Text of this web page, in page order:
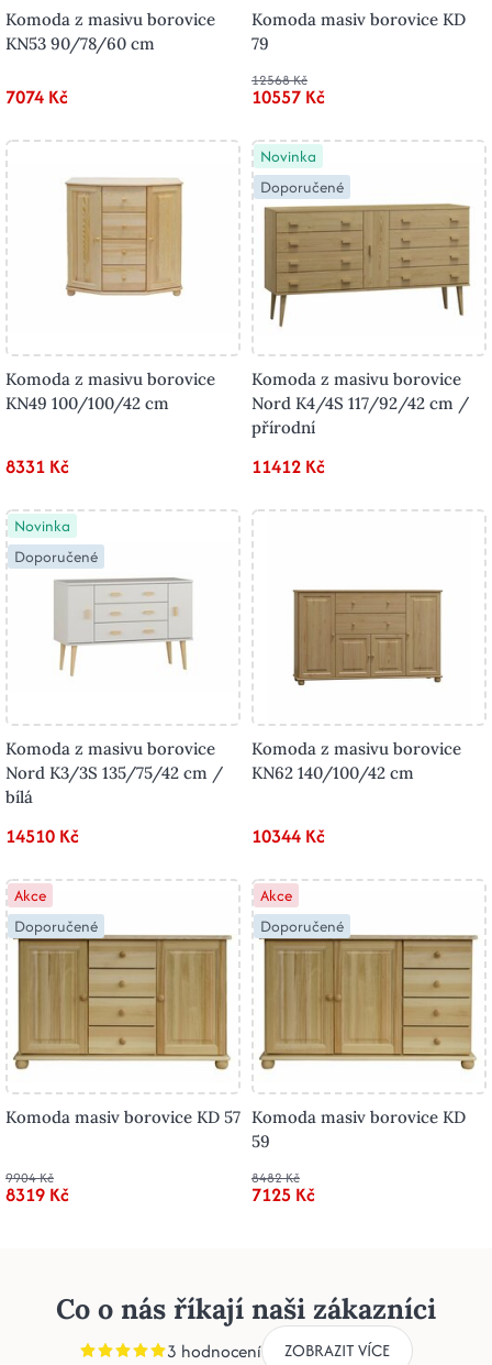
Komoda z masivu borovice
KN53 90/78/60 cm
7074 Kč
Komoda masiv borovice KD
79
12568 Kč
10557 Kč
Komoda z masivu borovice
KN49 100/100/42 cm
8331 Kč
Novinka
Doporučené
Komoda z masivu borovice
Nord K4/4S 117/92/42 cm /
přírodní
11412 Kč
Novinka
Doporučené
Komoda z masivu borovice
Nord K3/3S 135/75/42 cm /
bílá
14510 Kč
Komoda z masivu borovice
KN62 140/100/42 cm
10344 Kč
Akce
Doporučené
Komoda masiv borovice KD 57
9904 Kč
8319 Kč
Akce
Doporučené
Komoda masiv borovice KD
59
8482 Kč
7125 Kč
Co o nás říkají naši zákazníci
3 hodnocení ZOBRAZIT VÍCE